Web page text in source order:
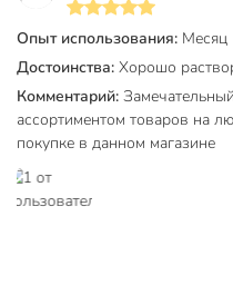
Опыт использования: Месяц
Достоинства: Хорошо
Комментарий:
ассортиментом товаров на
покупке в данном магазине